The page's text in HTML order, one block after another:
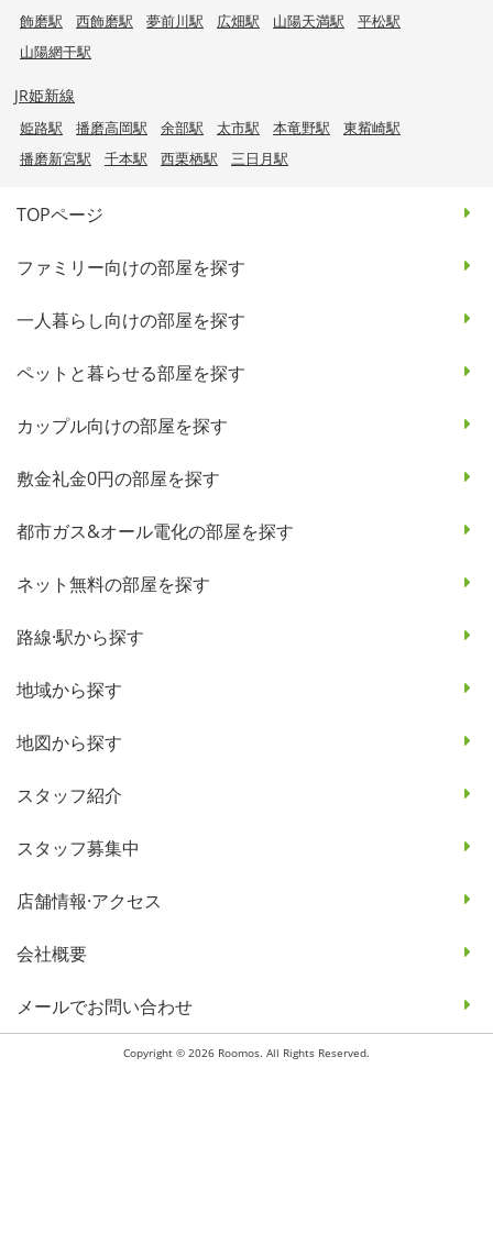
飾磨駅 西飾磨駅 夢前川駅 広畑駅 山陽天満駅
平松駅
山陽網干駅
JR姫新線
姫路駅 播磨高岡駅 余部駅 太市駅 本竜野駅
東觜崎駅
播磨新宮駅
千本駅 西栗栖駅 三日月駅
TOPページ
ファミリー向けの部屋を探す
一人暮らし向けの部屋を探す
ペットと暮らせる部屋を探す
カップル向けの部屋を探す
敷金礼金0円の部屋を探す
都市ガス&オール電化の部屋を探す
ネット無料の部屋を探す
路線·駅から探す
地域から探す
地図から探す
スタッフ紹介
スタッフ募集中
店舗情報·アクセス
会社概要
メールでお問い合わせ
Copyright © 2026 Roomos. All Rights Reserved.